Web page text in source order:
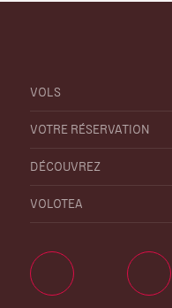
VOLS
VOTRE RÉSERVATION
DÉCOUVREZ
VOLOTEA